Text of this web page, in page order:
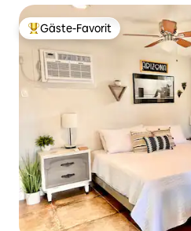
Beliebter Gäste-Favorit.
Gäste-Favorit